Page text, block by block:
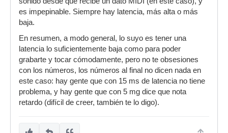
es impepinable. Siempre hay latencia, más alta o más
baja.
En resumen, a modo general, lo suyo es tener una
latencia lo suficientemente baja como para poder
grabarte y tocar cómodamente, pero no te obsesiones
con los números, los números al final no dicen nada en
este caso: hay gente que con 15 ms de latencia no tiene
problema, y hay gente que con 5 mg dice que nota
retardo (difícil de creer, también te lo digo).